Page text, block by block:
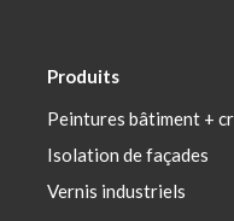
Produits
Peintures bâtiment +
Isolation de façades
Vernis industriels